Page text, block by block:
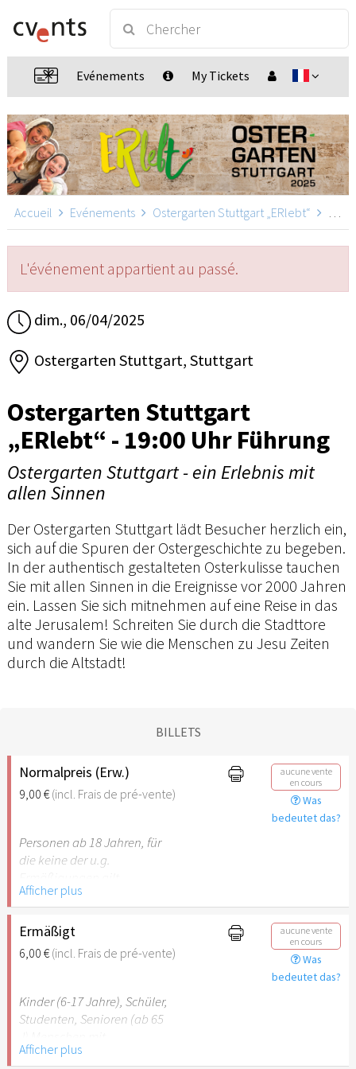
Evénements My Tickets
Accueil Evénements Ostergarten Stuttgart „ERlebt“
L'événement appartient au passé.
dim., 06/04/2025
Ostergarten Stuttgart, Stuttgart
Ostergarten Stuttgart
„ERlebt“ - 19:00 Uhr Führung
Ostergarten Stuttgart - ein Erlebnis mit
allen Sinnen
Der Ostergarten Stuttgart lädt Besucher herzlich ein,
sich auf die Spuren der Ostergeschichte zu begeben.
In der authentisch gestalteten Osterkulisse tauchen
Sie mit allen Sinnen in die Ereignisse vor 2000 Jahren
ein. Lassen Sie sich mitnehmen auf eine Reise in das
alte Jerusalem! Schreiten Sie durch die Stadttore
und wandern Sie wie die Menschen zu Jesu Zeiten
durch die Altstadt!
BILLETS
Normalpreis (Erw.)
9,00 €(incl. Frais de pré-vente)
aucune vente
en cours
Was
bedeutet das?
Personen ab 18 Jahren, für
die keine der u.g.
Afficher plus
Ermäßigt
6,00 €(incl. Frais de pré-vente)
aucune vente
en cours
Was
bedeutet das?
Kinder (6-17 Jahre), Schüler,
Studenten, Senioren (ab 65
Behinderung (ab 50%),
Afficher plus